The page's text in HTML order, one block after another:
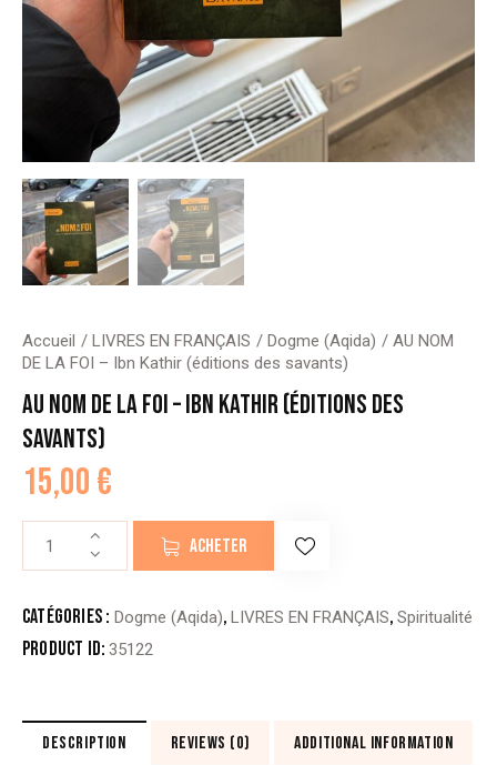
Accueil LIVRES EN FRANÇAIS Dogme (Aqida)
AU NOM
DE LA FOI – Ibn Kathir (éditions des savants)
AU NOM DE LA FOI – IBN KATHIR (ÉDITIONS DES
SAVANTS)
15,00€
NOM
LA
Ibn
Kathir
ACHETER
Catégories : Dogme (Aqida),LIVRES EN FRANÇAIS,Spiritualité
Product ID:35122
DESCRIPTION REVIEWS (0) ADDITIONAL INFORMATION